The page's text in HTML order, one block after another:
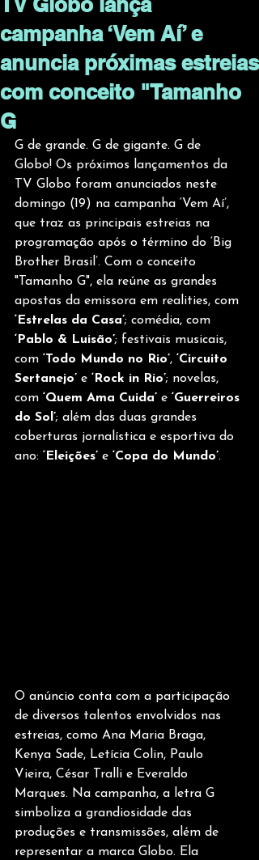
campanha ‘Vem Aí’ e
anuncia próximas estreias
com conceito "Tamanho
G
G de grande. G de gigante. G de
Globo! Os próximos lançamentos da
TV Globo foram anunciados neste
domingo (19) na campanha ‘Vem Aí’,
que traz as principais estreias na
programação após o término do ‘Big
Brother Brasil’. Com o conceito
"Tamanho G", ela reúne as grandes
apostas da emissora em realities, com
‘Estrelas da Casa’; comédia, com
‘Pablo & Luisão’; festivais musicais,
com ‘Todo Mundo no Rio’, ‘Circuito
Sertanejo’ e ‘Rock in Rio’; novelas,
com ‘Quem Ama Cuida’ e ‘Guerreiros
do Sol’; além das duas grandes
coberturas jornalística e esportiva do
ano: ‘Eleições’ e ‘Copa do Mundo’.
O anúncio conta com a participação
de diversos talentos envolvidos nas
estreias, como Ana Maria Braga,
Kenya Sade, Letícia Colin, Paulo
Vieira, César Tralli e Everaldo
Marques. Na campanha, a letra G
simboliza a grandiosidade das
produções e transmissões, além de
representar a marca Globo. Ela